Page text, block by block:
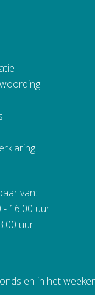
van:
- 16.00 uur
uur
en in het